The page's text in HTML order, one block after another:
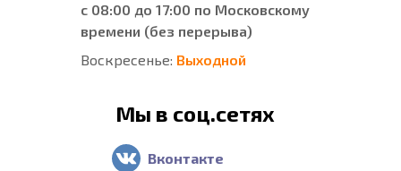
с 08:00 до 17:00 по Московскому
времени (без перерыва)
Воскресенье: Выходной
Мы в соц.сетях
Вконтакте